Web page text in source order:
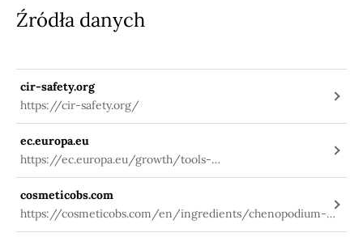
Źródła danych
cir-safety.org
https://cir-safety.org/
ec.europa.eu
https://ec.europa.eu/growth/tools-
databases/cosing/index.cfm?
fuseaction=search.details_v2&id=55303
cosmeticobs.com
https://cosmeticobs.com/en/ingredients/chenopodium-
quinoa-seed-extract-64